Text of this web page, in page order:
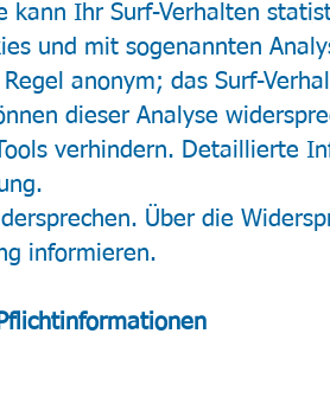
kann Ihr Surf-Verhalten
und mit sogenannten
anonym; das Surf-
dieser Analyse
verhindern. Detaillierte
Über die
informieren.